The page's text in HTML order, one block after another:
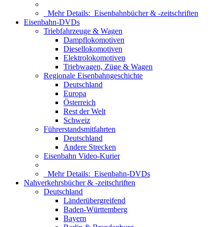
Mehr Details: Eisenbahnbücher & -zeitschriften
Eisenbahn-DVDs
Triebfahrzeuge & Wagen
Dampflokomotiven
Diesellokomotiven
Elektrolokomotiven
Triebwagen, Züge & Wagen
Regionale Eisenbahngeschichte
Deutschland
Europa
Österreich
Rest der Welt
Schweiz
Führerstandsmitfahrten
Deutschland
Andere Strecken
Eisenbahn Video-Kurier
Mehr Details: Eisenbahn-DVDs
Nahverkehrsbücher & -zeitschriften
Deutschland
Länderübergreifend
Baden-Württemberg
Bayern